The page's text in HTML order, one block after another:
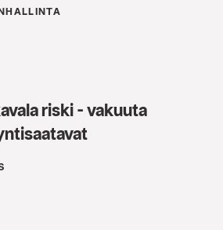
riski - vakuuta